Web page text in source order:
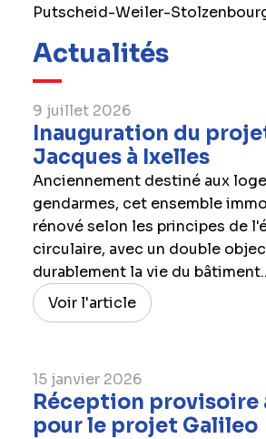
Putscheid-Weiler-
Actualités
9 juillet 2026
Inauguration du
Jacques à Ixelles
Anciennement destiné aux
gendarmes, cet ensemble
rénové selon les principes de
circulaire, avec un double
durablement la vie du
Voir l'article
15 janvier 2026
Réception provisoire
pour le projet Galileo